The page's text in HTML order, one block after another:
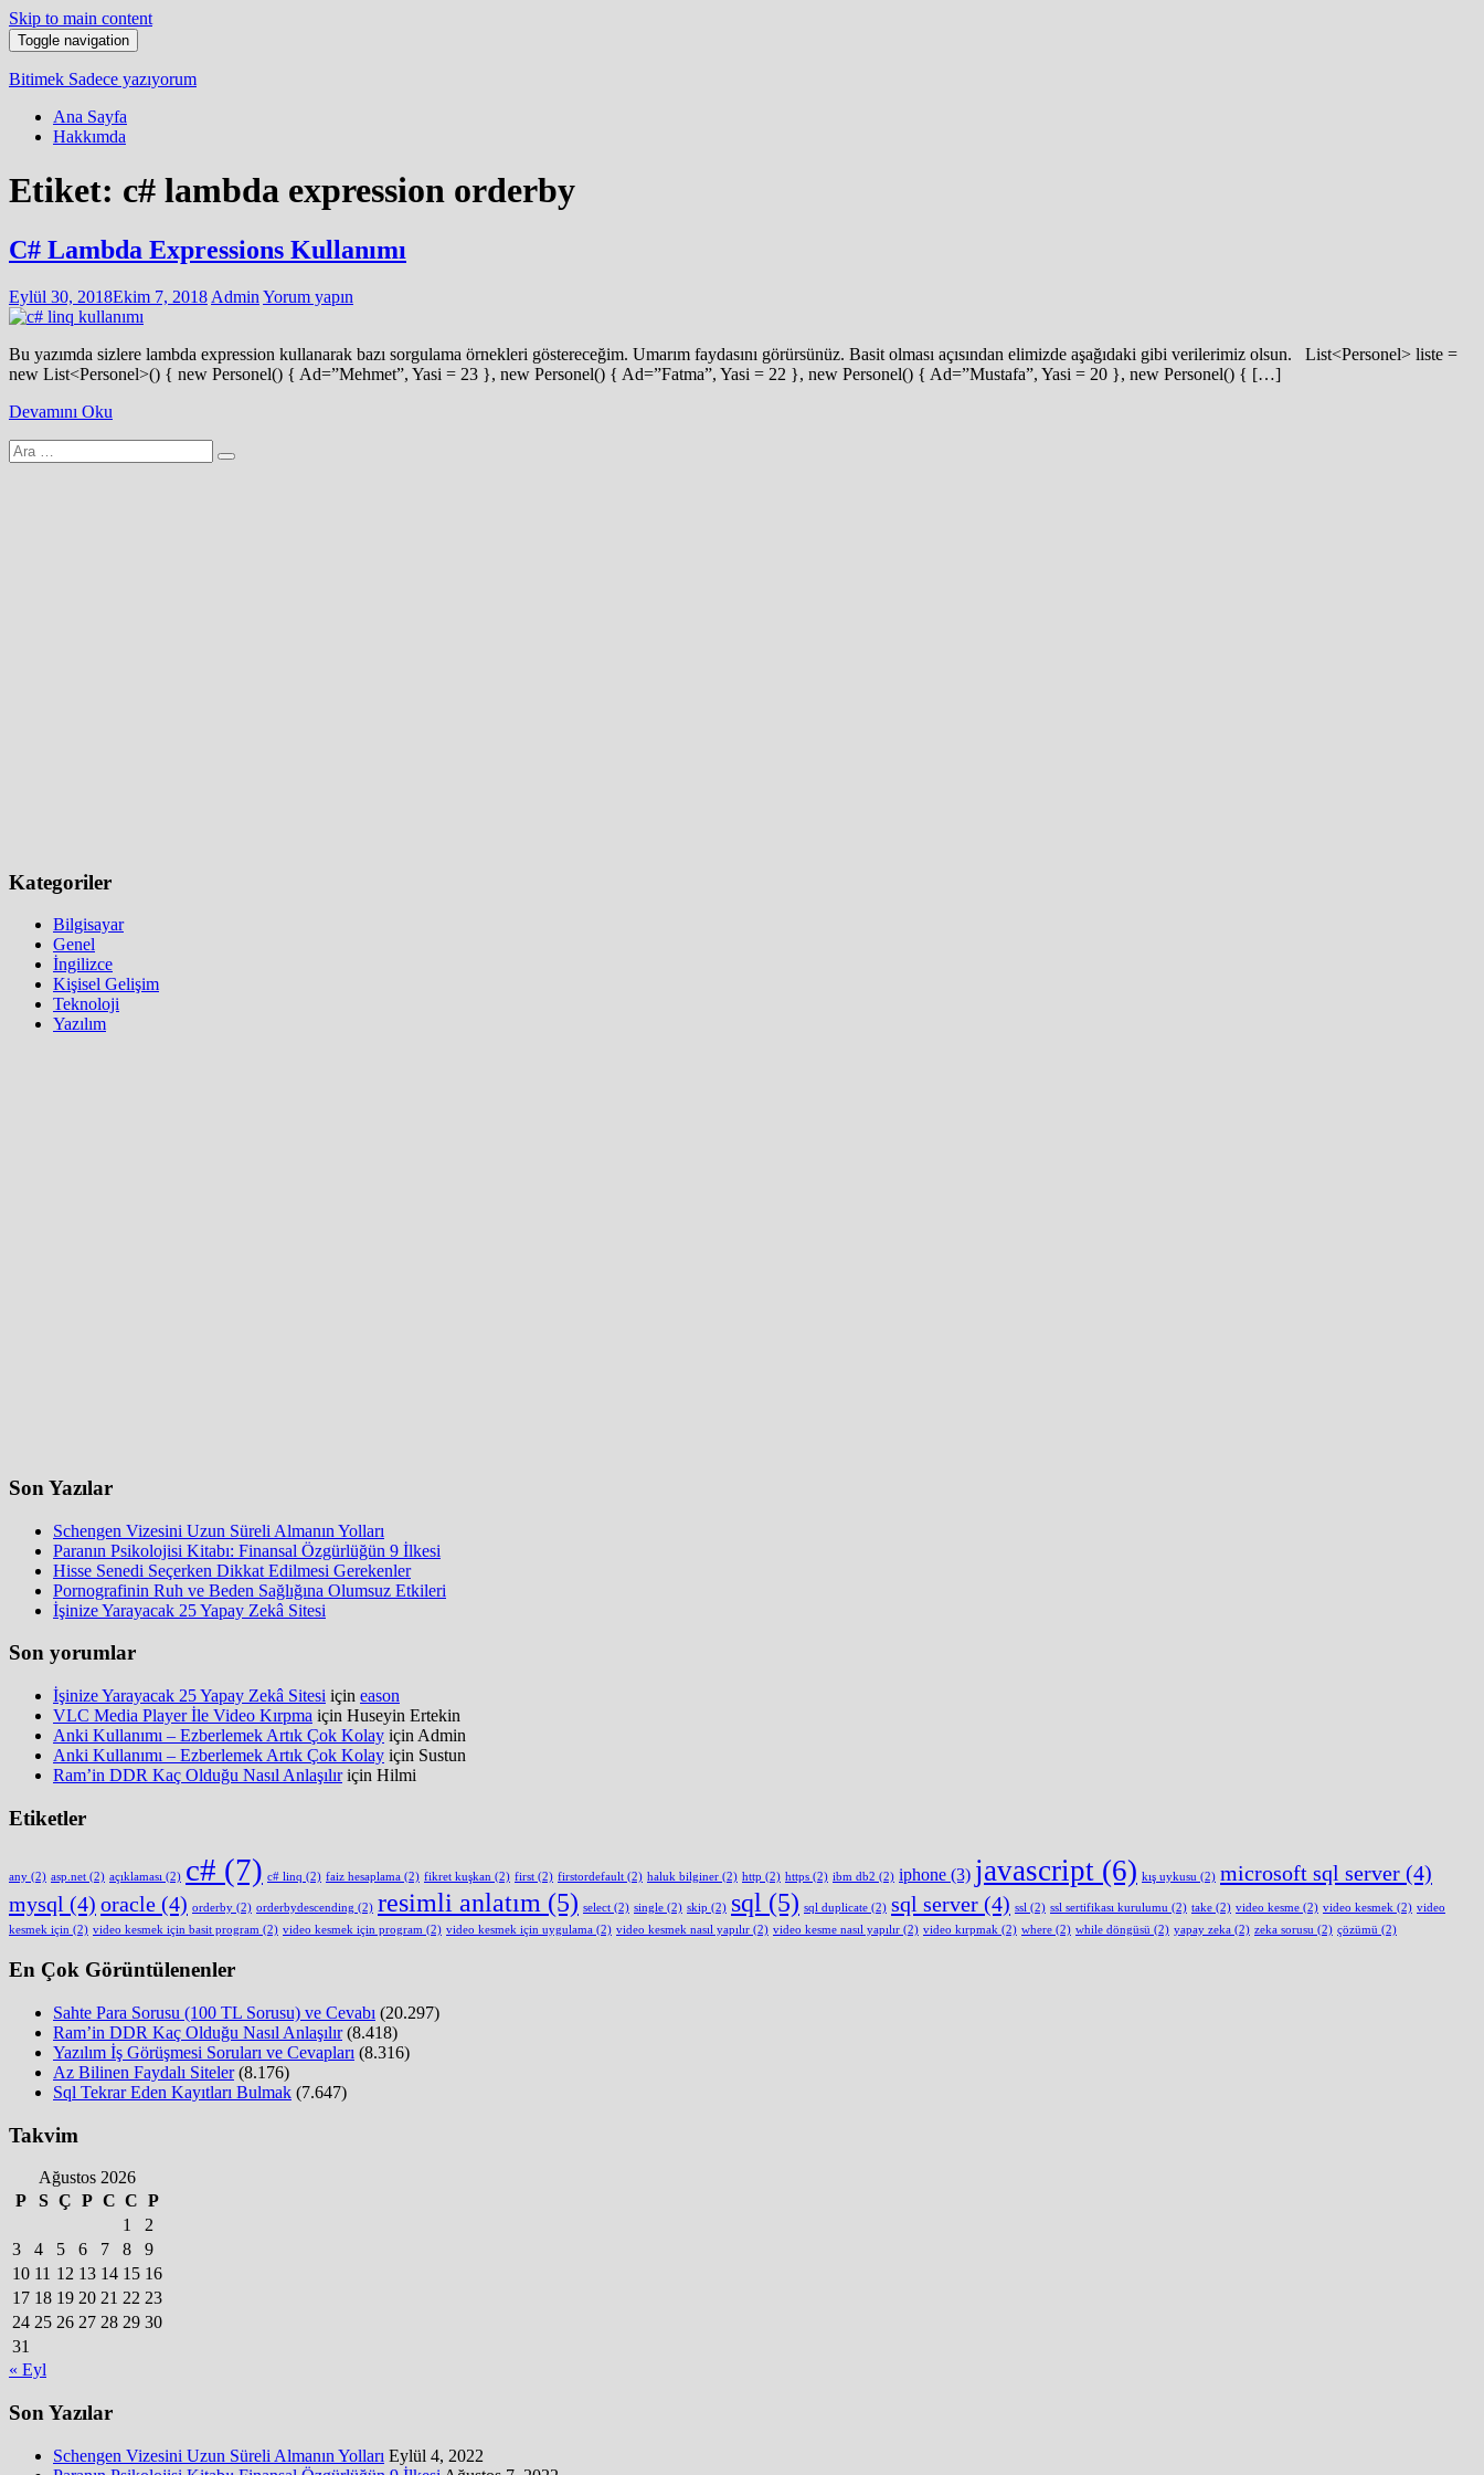
Skip to main content
Toggle navigation
Bitimek Sadece yazıyorum
Ana Sayfa
Hakkımda
Etiket: c# lambda expression orderby
C# Lambda Expressions Kullanımı
Eylül 30, 2018Ekim 7, 2018 Admin Yorum yapın
Bu yazımda sizlere lambda expression kullanarak bazı sorgulama örnekleri göstereceğim. Umarım faydasını görürsünüz. Basit olması açısından elimizde aşağıdaki gibi verilerimiz olsun. List<Personel> liste =
new List<Personel>() { new Personel() { Ad=”Mehmet”, Yasi = 23 }, new Personel() { Ad=”Fatma”, Yasi = 22 }, new Personel() { Ad=”Mustafa”, Yasi = 20 }, new Personel() { […]
Devamını Oku
Arama
yap:
Kategoriler
Bilgisayar
Genel
İngilizce
Kişisel Gelişim
Teknoloji
Yazılım
Son Yazılar
Schengen Vizesini Uzun Süreli Almanın Yolları
Paranın Psikolojisi Kitabı: Finansal Özgürlüğün 9 İlkesi
Hisse Senedi Seçerken Dikkat Edilmesi Gerekenler
Pornografinin Ruh ve Beden Sağlığına Olumsuz Etkileri
İşinize Yarayacak 25 Yapay Zekâ Sitesi
Son yorumlar
İşinize Yarayacak 25 Yapay Zekâ Sitesi için eason
VLC Media Player İle Video Kırpma için Huseyin Ertekin
Anki Kullanımı – Ezberlemek Artık Çok Kolay için Admin
Anki Kullanımı – Ezberlemek Artık Çok Kolay için Sustun
Ram’in DDR Kaç Olduğu Nasıl Anlaşılıriçin Hilmi
Etiketler
any (2) asp.net (2) açıklaması (2) c# (7) c# linq (2) faiz hesaplama (2) fikret kuşkan (2) first (2) firstordefault (2) haluk bilginer (2) http (2) https (2) ibm db2 (2) iphone (3) javascript (6) kış uykusu (2) microsoft sql server (4)
mysql (4) oracle (4) orderby (2) orderbydescending (2) resimli anlatım (5) select (2) single (2) skip (2) sql (5) sql duplicate (2) sql server (4) ssl (2) ssl sertifikası kurulumu (2) take (2) video kesme (2) video kesmek (2) video
kesmek için (2) video kesmek için basit program (2) video kesmek için program (2) video kesmek için uygulama (2) video kesmek nasıl yapılır (2) video kesme nasıl yapılır (2) video kırpmak (2) where (2) while döngüsü (2) yapay zeka (2) zeka sorusu (2) çözümü (2)
En Çok Görüntülenenler
Sahte Para Sorusu (100 TL Sorusu) ve Cevabı (20.297)
Ram’in DDR Kaç Olduğu Nasıl Anlaşılır (8.418)
Yazılım İş Görüşmesi Soruları ve Cevapları (8.316)
Az Bilinen Faydalı Siteler (8.176)
Sql Tekrar Eden Kayıtları Bulmak (7.647)
Takvim
Ağustos 2026
P
S Ç P C C P
1
2
3
4 5 6 7 8
9
10 11 12 13 14 15 16
17 18 19 20 21 22 23
24 25 26 27 28 29 30
31
« Eyl
Son Yazılar
Schengen Vizesini Uzun Süreli Almanın Yolları Eylül 4, 2022